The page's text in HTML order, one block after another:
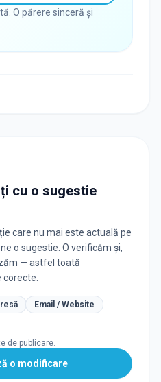
O părere sinceră și
cu o sugestie
care nu mai este actuală pe
o sugestie. O verificăm și,
— astfel toată
corecte.
Email / Website
de publicare.
o modificare